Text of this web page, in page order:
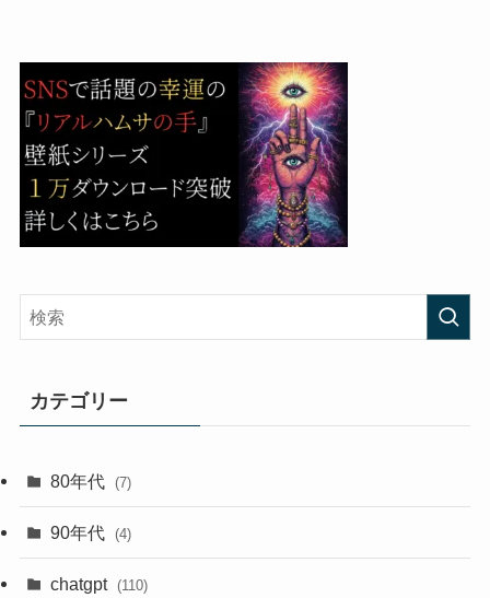
カテゴリー
80年代 (7)
90年代 (4)
chatgpt (110)